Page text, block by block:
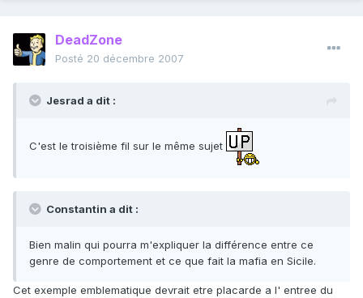
DeadZone
Posté 20 décembre 2007
Jesrad a dit :
C'est le troisième fil sur le même sujet
Constantin a dit :
Bien malin qui pourra m'expliquer la différence entre ce
genre de comportement et ce que fait la mafia en Sicile.
Cet exemple emblematique devrait etre placarde a l' entree du